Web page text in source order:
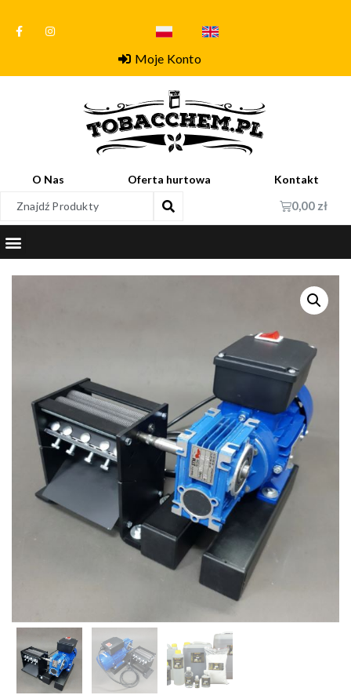
Moje Konto
O Nas Oferta hurtowa Kontakt
0,00 zł